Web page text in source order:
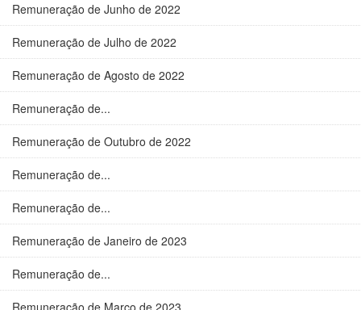
Remuneração de Junho de 2022
Remuneração de Julho de 2022
Remuneração de Agosto de 2022
Remuneração de...
Remuneração de Outubro de 2022
Remuneração de...
Remuneração de...
Remuneração de Janeiro de 2023
Remuneração de...
Remuneração de Março de 2023